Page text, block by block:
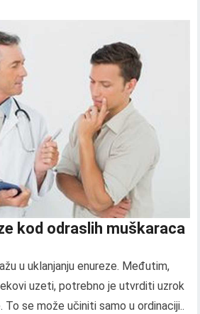
kod odraslih muškaraca
u uklanjanju enureze. Međutim,
uzeti, potrebno je utvrditi uzrok
To se može učiniti samo u ordinaciji..